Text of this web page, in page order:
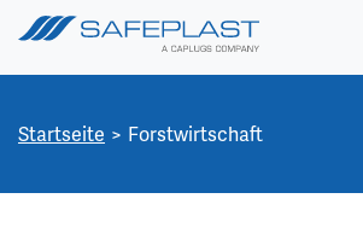
Startseite Forstwirtschaft